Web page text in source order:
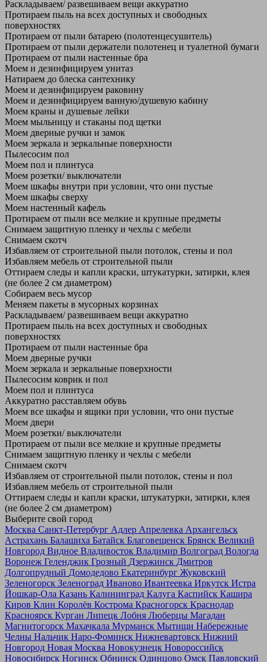
Раскладываем/ развешиваем вещи аккуратно
Протираем пыль на всех доступных и свободных
поверхностях
Протираем от пыли батарею (полотенцесушитель)
Протираем от пыли держатели полотенец и туалетной бумаги
Протираем от пыли настенные бра
Моем и дезинфицируем унитаз
Натираем до блеска сантехнику
Моем и дезинфицируем раковину
Моем и дезинфицируем ванную/душевую кабину
Моем краны и душевые лейки
Моем мыльницу и стаканы под щетки
Моем дверные ручки и замок
Моем зеркала и зеркальные поверхности
Пылесосим пол
Моем пол и плинтуса
Моем розетки/ выключатели
Моем шкафы внутри при условии, что они пустые
Моем шкафы сверху
Моем настенный кафель
Протираем от пыли все мелкие и крупные предметы
Снимаем защитную пленку и чехлы с мебели
Снимаем скотч
Избавляем от строительной пыли потолок, стены и пол
Избавляем мебель от строительной пыли
Оттираем следы и капли краски, штукатурки, затирки, клея
(не более 2 см диаметром)
Собираем весь мусор
Меняем пакеты в мусорных корзинах
Раскладываем/ развешиваем вещи аккуратно
Протираем пыль на всех доступных и свободных
поверхностях
Протираем от пыли настенные бра
Моем дверные ручки
Моем зеркала и зеркальные поверхности
Пылесосим коврик и пол
Моем пол и плинтуса
Аккуратно расставляем обувь
Моем все шкафы и ящики при условии, что они пустые
Моем двери
Моем розетки/ выключатели
Протираем от пыли все мелкие и крупные предметы
Снимаем защитную пленку и чехлы с мебели
Снимаем скотч
Избавляем от строительной пыли потолок, стены и пол
Избавляем мебель от строительной пыли
Оттираем следы и капли краски, штукатурки, затирки, клея
(не более 2 см диаметром)
Выберите свой город
Москва Санкт-Петербург Адлер Апрелевка Архангельск
Астрахань Балашиха Батайск Благовещенск Брянск Великий
Новгород Видное Владивосток Владимир Волгоград Вологда
Воронеж Геленджик Грозный Дзержинск Дмитров
Долгопрудный Домодедово Екатеринбург Жуковский
Зеленогорск Зеленоград Иваново Ивантеевка Иркутск Истра
Йошкар-Ола Казань Калининград Калуга Каспийск Кашира
Киров Клин Королёв Кострома Красногорск Краснодар
Красноярск Курган Липецк Лобня Люберцы Магадан
Магнитогорск Махачкала Мурманск Мытищи Набережные
Челны Нальчик Наро-Фоминск Нижневартовск Нижний
Новгород Новая Москва Новокузнецк Новороссийск
Новосибирск Ногинск Обнинск Одинцово Омск Павловский